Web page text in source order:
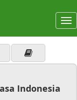
Indonesia